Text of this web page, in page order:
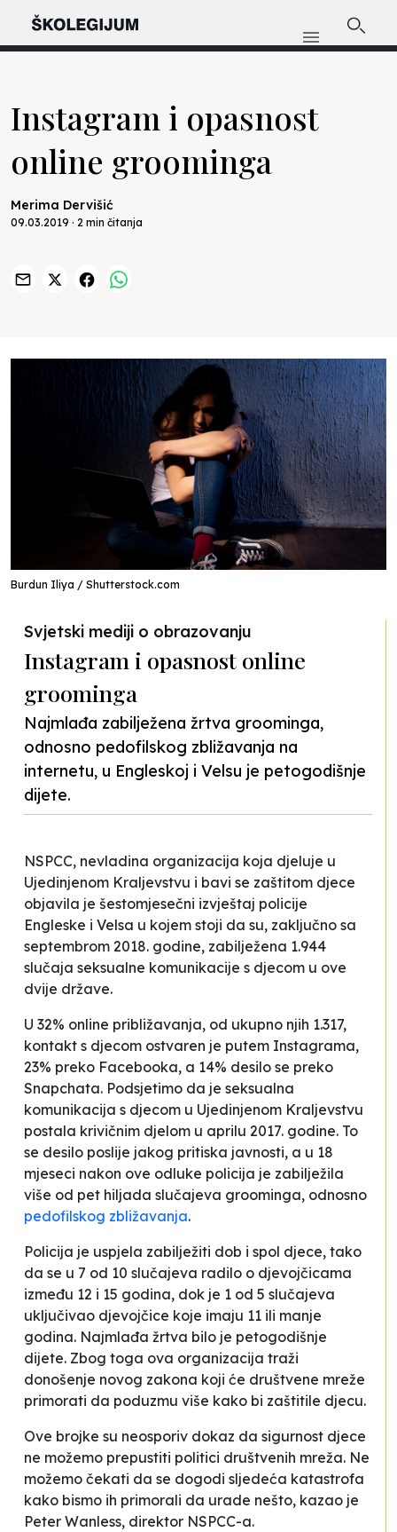
Instagram i opasnost
online groominga
Merima Dervišić
09.03.2019 · 2 min čitanja
Burdun Iliya / Shutterstock.com
Svjetski mediji o obrazovanju
Instagram i opasnost online
groominga
Najmlađa zabilježena žrtva groominga,
odnosno pedofilskog zbližavanja na
internetu, u Engleskoj i Velsu je petogodišnje
dijete.
NSPCC, nevladina organizacija koja djeluje u
Ujedinjenom Kraljevstvu i bavi se zaštitom djece
objavila je šestomjesečni izvještaj policije
Engleske i Velsa u kojem stoji da su, zaključno sa
septembrom 2018. godine, zabilježena 1.944
slučaja seksualne komunikacije s djecom u ove
dvije države.
U 32% online približavanja, od ukupno njih 1.317,
kontakt s djecom ostvaren je putem Instagrama,
23% preko Facebooka, a 14% desilo se preko
Snapchata. Podsjetimo da je seksualna
komunikacija s djecom u Ujedinjenom Kraljevstvu
postala krivičnim djelom u aprilu 2017. godine. To
se desilo poslije jakog pritiska javnosti, a u 18
mjeseci nakon ove odluke policija je zabilježila
više od pet hiljada slučajeva groominga, odnosno
pedofilskog zbližavanja.
Policija je uspjela zabilježiti dob i spol djece, tako
da se u 7 od 10 slučajeva radilo o djevojčicama
između 12 i 15 godina, dok je 1 od 5 slučajeva
uključivao djevojčice koje imaju 11 ili manje
godina. Najmlađa žrtva bilo je petogodišnje
dijete. Zbog toga ova organizacija traži
donošenje novog zakona koji će društvene mreže
primorati da poduzmu više kako bi zaštitile djecu.
Ove brojke su neosporiv dokaz da sigurnost djece
ne možemo prepustiti politici društvenih mreža. Ne
možemo čekati da se dogodi sljedeća katastrofa
kako bismo ih primorali da urade nešto, kazao je
Peter Wanless, direktor NSPCC-a.